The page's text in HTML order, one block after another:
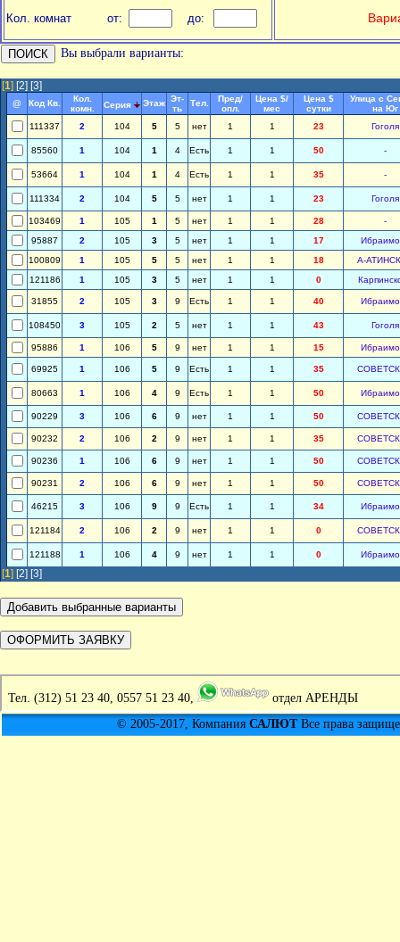
Кол. комнат от: до:
Вы выбрали варианты:
[1] [2] [3]
@ Код Кв.
Кол.
комн.
Серия Этаж Эт-
ть
Тел.
Пред/
опл.
Цена $/
мес
Цена $
сутки
Улица с
на Юг
111337
2 104 5 5 нет 1 1 23 Гоголя
85560 1 104 1 4 Есть 1 1 50 -
53664 1 104 1 4 Есть 1 1 35 -
111334 2 104 5 5 нет 1 1 23 Гоголя
103469 1 105 1 5 нет 1 1 28
-
95887
2 105 3 5 нет 1 1 17
100809
1 105 5 5 нет 1 1 18
А-
121186
1 105 3 5 нет 1 1 0
31855 2 105 3 9 Есть 1 1 40
108450 3 105 2 5 нет 1 1 43 Гоголя
95886 1 106 5 9 нет 1 1 15
69925 1 106 5 9 Есть 1 1 35
80663 1 106 4 9 Есть 1 1 50
90229 3 106 6 9 нет 1 1 50
90232 2 106 2 9 нет 1 1 35
90236 1 106 6 9 нет 1 1 50
90231 2 106 6 9 нет 1 1 50
46215 3 106 9 9 Есть 1 1 34
121184 2 106 2 9 нет 1 1 0
121188 1 106 4 9 нет 1 1 0
[1] [2] [3]
Тел. (312) 51 23 40, 0557 51 23 40,
отдел АРЕНДЫ
© 2005-2017, Компания САЛЮТВсе права